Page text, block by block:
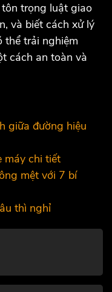
trọng luật giao
và biết cách xử lý
thể trải nghiệm
cách an toàn và
giữa đường hiệu
máy chi tiết
mệt với 7 bí
thì nghỉ